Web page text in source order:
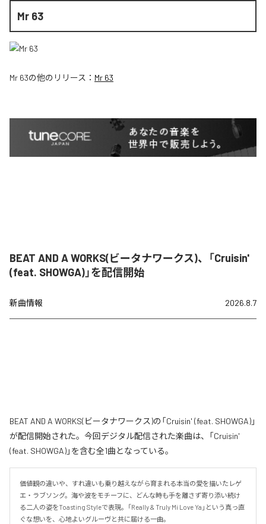
Mr 63
Mr 63の他のリリース： Mr 63
BEAT AND A WORKS(ビータナワークス)、「Cruisin'
(feat. SHOWGA)」を配信開始
新曲情報 2026.8.7
BEAT AND A WORKS(ビータナワークス)の「Cruisin' (feat. SHOWGA)」
が配信開始された。今回デジタル配信された楽曲は、「Cruisin'
(feat. SHOWGA)」を含む全1曲となっている。
価値観の違いや、すれ違いも乗り越えながら育まれる本当の愛を描いたレゲ
エ・ラブソング。海や波をモチーフに、どんな時も手を離さず寄り添い続け
る二人の姿をToasting Styleで表現。「Really & Truly Mi Love Ya」という真っ直
ぐな想いを、心地よいグルーヴと共に届ける一曲。